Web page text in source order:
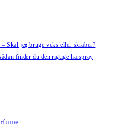
Skal jeg bruge voks eller skraber?
finder du den rigtige hårspray